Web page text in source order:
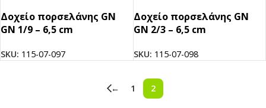
Δοχείο πορσελάνης GN
GN 1/9 – 6,5 cm
SKU: 115-07-097
Δοχείο πορσελάνης GN
GN 2/3 – 6,5 cm
SKU: 115-07-098
← 1 2